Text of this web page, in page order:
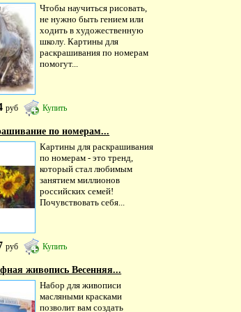
Чтобы научиться рисовать,
не нужно быть гением или
ходить в художественную
школу. Картины для
раскрашивания по номерам
помогут...
руб Купить
по номерам...
Картины для раскрашивания
по номерам - это тренд,
который стал любимым
занятием миллионов
российских семей!
Почувствовать себя...
руб Купить
живопись Весенняя...
Набор для живописи
масляными красками
позволит вам создать